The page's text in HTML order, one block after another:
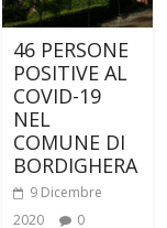
46 PERSONE
POSITIVE AL
COVID-19
NEL
COMUNE DI
BORDIGHERA
9 Dicembre
2020
0